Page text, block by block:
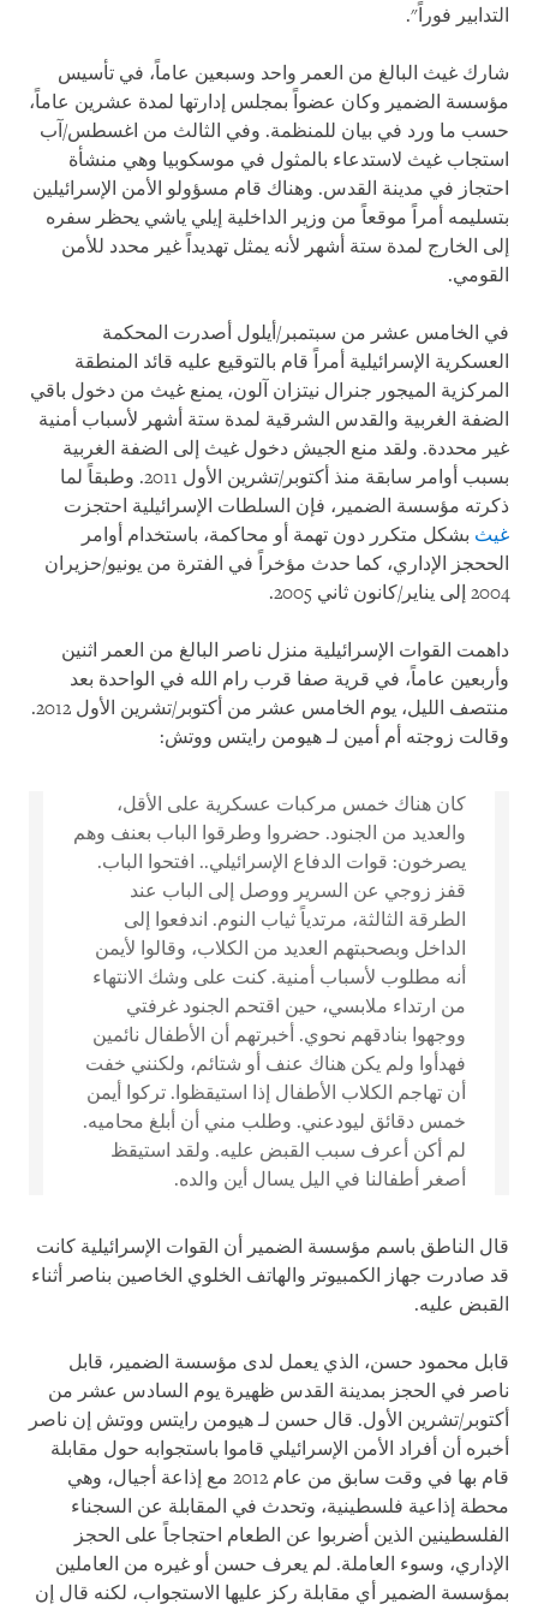
التدابير فوراً".
شارك غيث البالغ من العمر واحد وسبعين عاماً، في تأسيس
مؤسسة الضمير وكان عضواً بمجلس إدارتها لمدة عشرين عاماً،
حسب ما ورد في بيان للمنظمة. وفي الثالث من اغسطس/آب
استجاب غيث لاستدعاء بالمثول في موسكوبيا وهي منشأة
احتجاز في مدينة القدس. وهناك قام مسؤولو الأمن الإسرائيلين
بتسليمه أمراً موقعاً من وزير الداخلية إيلي ياشي يحظر سفره
إلى الخارج لمدة ستة أشهر لأنه يمثل تهديداً غير محدد للأمن
القومي.
في الخامس عشر من سبتمبر/أيلول أصدرت المحكمة
العسكرية الإسرائيلية أمراً قام بالتوقيع عليه قائد المنطقة
المركزية الميجور جنرال نيتزان آلون، يمنع غيث من دخول باقي
الضفة الغربية والقدس الشرقية لمدة ستة أشهر لأسباب أمنية
غير محددة. ولقد منع الجيش دخول غيث إلى الضفة الغربية
بسبب أوامر سابقة منذ أكتوبر/تشرين الأول 2011. وطبقاً لما
ذكرته مؤسسة الضمير، فإن السلطات الإسرائيلية احتجزت
غيث بشكل متكرر دون تهمة أو محاكمة، باستخدام أوامر
الححجز الإداري، كما حدث مؤخراً في الفترة من يونيو/حزيران
2004 إلى يناير/كانون ثاني 2005.
داهمت القوات الإسرائيلية منزل ناصر البالغ من العمر اثنين
وأربعين عاماً، في قرية صفا قرب رام الله في الواحدة بعد
منتصف الليل، يوم الخامس عشر من أكتوبر/تشرين الأول 2012.
وقالت زوجته أم أمين لـ هيومن رايتس ووتش:
كان هناك خمس مركبات عسكرية على الأقل،
والعديد من الجنود. حضروا وطرقوا الباب بعنف وهم
يصرخون: قوات الدفاع الإسرائيلي.. افتحوا الباب.
قفز زوجي عن السرير ووصل إلى الباب عند
الطرقة الثالثة، مرتدياً ثياب النوم. اندفعوا إلى
الداخل وبصحبتهم العديد من الكلاب، وقالوا لأيمن
أنه مطلوب لأسباب أمنية. كنت على وشك الانتهاء
من ارتداء ملابسي، حين اقتحم الجنود غرفتي
ووجهوا بنادقهم نحوي. أخبرتهم أن الأطفال نائمين
فهدأوا ولم يكن هناك عنف أو شتائم، ولكنني خفت
أن تهاجم الكلاب الأطفال إذا استيقظوا. تركوا أيمن
خمس دقائق ليودعني. وطلب مني أن أبلغ محاميه.
لم أكن أعرف سبب القبض عليه. ولقد استيقظ
أصغر أطفالنا في اليل يسال أين والده.
قال الناطق باسم مؤسسة الضمير أن القوات الإسرائيلية كانت
قد صادرت جهاز الكمبيوتر والهاتف الخلوي الخاصين بناصر أثناء
القبض عليه.
قابل محمود حسن، الذي يعمل لدى مؤسسة الضمير، قابل
ناصر في الحجز بمدينة القدس ظهيرة يوم السادس عشر من
أكتوبر/تشرين الأول. قال حسن لـ هيومن رايتس ووتش إن ناصر
أخبره أن أفراد الأمن الإسرائيلي قاموا باستجوابه حول مقابلة
قام بها في وقت سابق من عام 2012 مع إذاعة أجيال، وهي
محطة إذاعية فلسطينية، وتحدث في المقابلة عن السجناء
الفلسطينين الذين أضربوا عن الطعام احتجاجاً على الحجز
الإداري، وسوء العاملة. لم يعرف حسن أو غيره من العاملين
بمؤسسة الضمير أي مقابلة ركز عليها الاستجواب، لكنه قال إن